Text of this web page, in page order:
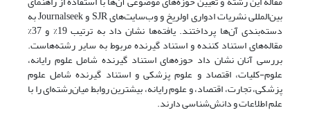
بین‌المللی نشریات ادواری اولریخ و وب‌سایت‌های SJR و Journalseek به
دسته‌بندی آن‌ها پرداختند. یافته‌ها نشان داد به ترتیب 19% و 37%
مقاله‌های استناد کننده و استناد گیرنده مربوط به سایر رشته‌هاست.
بررسی آنان نشان داد حوزه‌های استناد گیرنده شامل علوم رایانه،
علوم-کلیات، اقتصاد و علوم پزشکی و استناد گیرنده شامل علوم
پزشکی، تجارت، اقتصاد، و علوم رایانه، بیشترین روابط میان‌رشته‌ای را با
علم اطلاعات و دانش‌شناسی دارند.